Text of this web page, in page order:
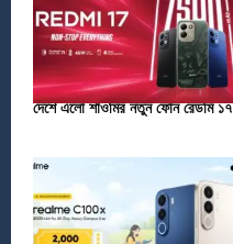
দেশে এলো শাওমির নতুন ফোন রেডমি ১৭